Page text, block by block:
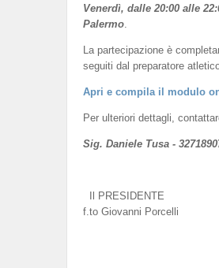
Venerdì, dalle 20:00 alle
Palermo.
La partecipazione è
seguiti dal preparatore
Apri e compila il modulo
Per ulteriori dettagli,
Sig. Daniele Tusa -
Il PRESIDENTE
f.to Giovanni Porcelli